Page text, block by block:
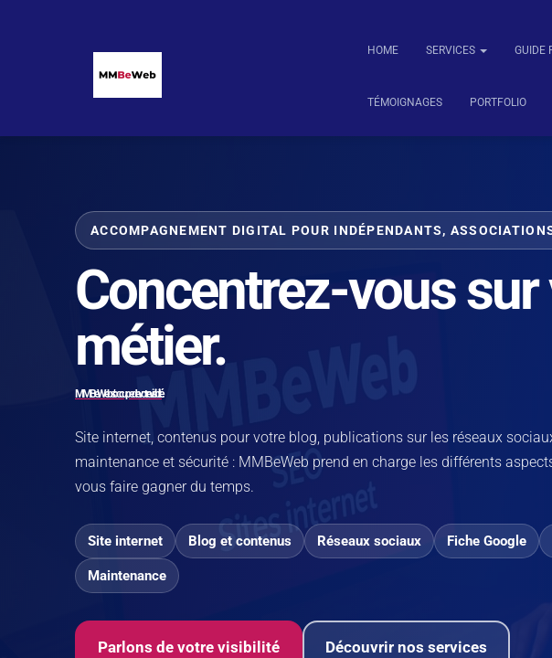
HOME SERVICES GUIDE
TÉMOIGNAGES PORTFOLIO
ACCOMPAGNEMENT DIGITAL POUR INDÉPENDANTS,
Concentrez-vous sur
métier.
MMBeWeb s’occupe de votre visibilité.
Site internet, contenus pour votre blog, publications sur les réseaux
maintenance et sécurité : MMBeWeb prend en charge les différents
vous faire gagner du temps.
Site internet Blog et contenus Réseaux sociaux Fiche Google
Maintenance
Parlons de votre visibilité Découvrir nos services